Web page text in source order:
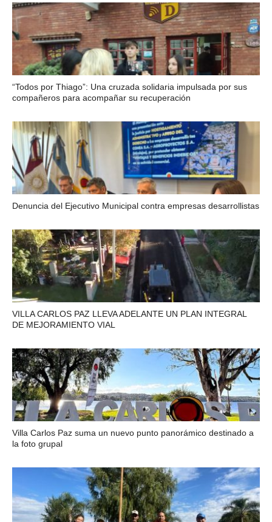
“Todos por Thiago”: Una cruzada solidaria impulsada por sus
compañeros para acompañar su recuperación
Denuncia del Ejecutivo Municipal contra empresas desarrollistas
VILLA CARLOS PAZ LLEVA ADELANTE UN PLAN INTEGRAL
DE MEJORAMIENTO VIAL
Villa Carlos Paz suma un nuevo punto panorámico destinado a
la foto grupal